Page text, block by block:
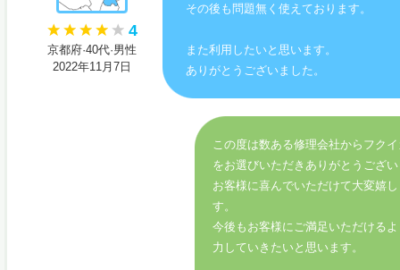
4
京都府·40代·男性
2022年11月7日
その後も問題無く使えております。
また利用したいと思います。
ありがとうございました。
この度は数ある修理会社からフク
をお選びいただきありがとうござ
お客様に喜んでいただけて大変嬉
す。
今後もお客様にご満足いただける
力していきたいと思います。